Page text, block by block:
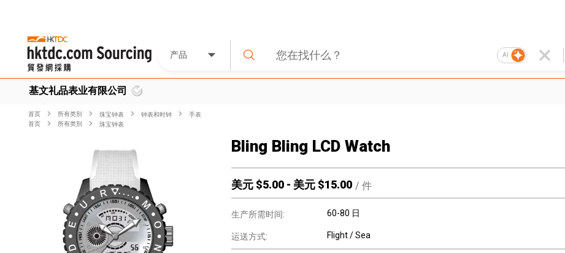
产品 AI
基文礼品表业有限公司
首页 所有类別 珠宝钟表 钟表和时钟
手表
首页
所有类別 珠宝钟表
Bling Bling LCD Watch
美元 $5.00 - 美元 $15.00 / 件
生产所需时间: 60-80 日
运送方式: Flight / Sea